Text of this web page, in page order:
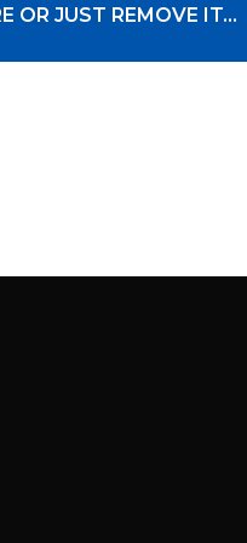
OR JUST REMOVE IT…